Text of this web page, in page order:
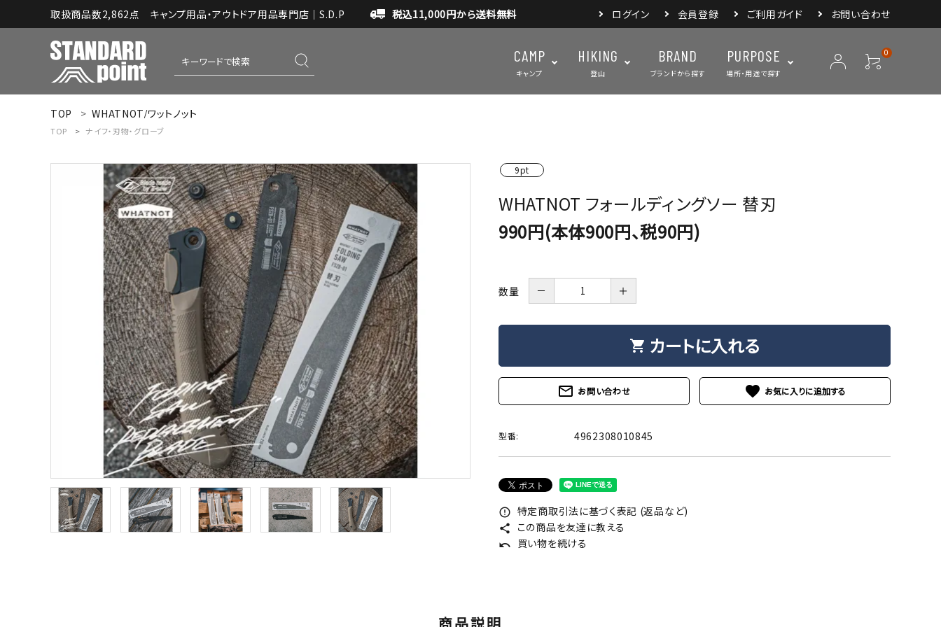
取扱商品数2,862点 キャンプ用品・アウトドア用品専門店｜S.D.P 税込11,000円から送料無料 ログイン 会員登録 ご利用ガイド お問い合わせ
CAMP
キャンプ
テント・タープ
マット・グランドシート
ジャグ・ボトル
アウトドアスパイス
HIKING
登山
BRAND
ブランドから探す
PURPOSE
場所・用途で探す
0
person 新規会員登録
TOP WHATNOT/ワットノット
TOP ナイフ・刃物・グローブ
9pt
WHATNOT フォールディングソー 替刃
990円(本体900円、税90円)
数量 － ＋
shopping_cart カートに入れる
mail_outline お問い合わせ favorite
型番: 4962308010845
error_outline 特定商取引法に基づく表記 (返品など)
share この商品を友達に教える
undo 買い物を続ける
商品説明